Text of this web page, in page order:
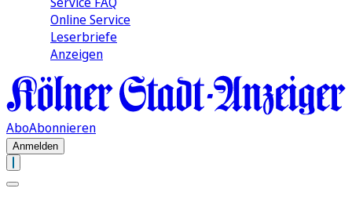
Online Service
Leserbriefe
Anzeigen
AboAbonnieren
Anmelden